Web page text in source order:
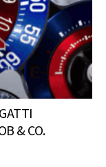
& CO.